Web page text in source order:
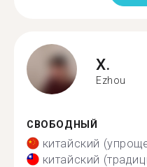
X.
Ezhou
СВОБОДНЫЙ
китайский
китайский